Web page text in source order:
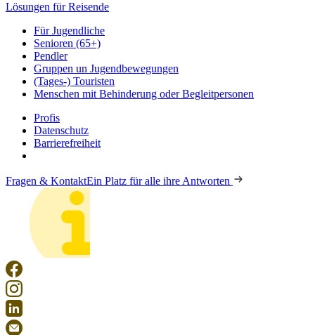
Lösungen für Reisende
Für Jugendliche
Senioren (65+)
Pendler
Gruppen un Jugendbewegungen
(Tages-) Touristen
Menschen mit Behinderung oder Begleitpersonen
Profis
Datenschutz
Barrierefreiheit
Fragen & KontaktEin Platz für alle ihre Antworten